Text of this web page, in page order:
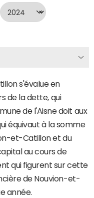
s'évalue en
de la dette, qui
de l'Aisne doit aux
équivaut à la somme
et-Catillon et du
au cours de
qui figurent sur cette
de Nouvion-et-
année.